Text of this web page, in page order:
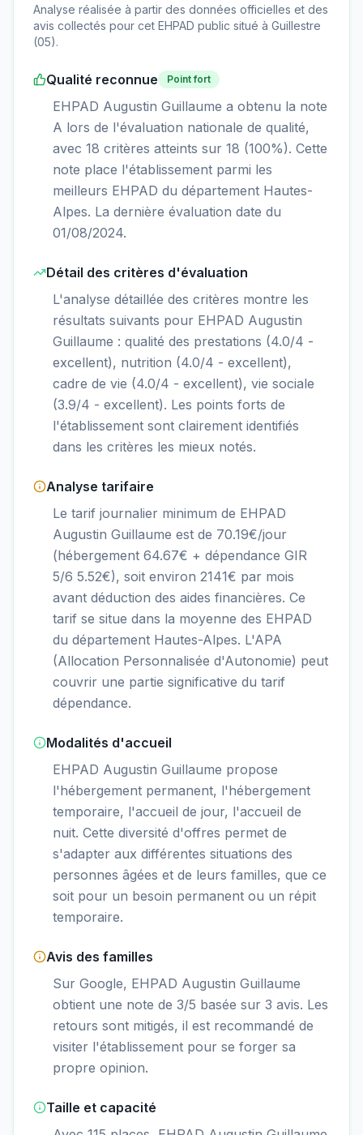
Analyse réalisée à partir des données officielles et des
avis collectés pour cet EHPAD public situé à Guillestre
(05).
Qualité reconnue Point fort
EHPAD Augustin Guillaume a obtenu la note
A lors de l'évaluation nationale de qualité,
avec 18 critères atteints sur 18 (100%). Cette
note place l'établissement parmi les
meilleurs EHPAD du département Hautes-
Alpes. La dernière évaluation date du
01/08/2024.
Détail des critères d'évaluation
L'analyse détaillée des critères montre les
résultats suivants pour EHPAD Augustin
Guillaume : qualité des prestations (4.0/4 -
excellent), nutrition (4.0/4 - excellent),
cadre de vie (4.0/4 - excellent), vie sociale
(3.9/4 - excellent). Les points forts de
l'établissement sont clairement identifiés
dans les critères les mieux notés.
Analyse tarifaire
Le tarif journalier minimum de EHPAD
Augustin Guillaume est de 70.19€/jour
(hébergement 64.67€ + dépendance GIR
5/6 5.52€), soit environ 2141€ par mois
avant déduction des aides financières. Ce
tarif se situe dans la moyenne des EHPAD
du département Hautes-Alpes. L'APA
(Allocation Personnalisée d'Autonomie) peut
couvrir une partie significative du tarif
dépendance.
Modalités d'accueil
EHPAD Augustin Guillaume propose
l'hébergement permanent, l'hébergement
temporaire, l'accueil de jour, l'accueil de
nuit. Cette diversité d'offres permet de
s'adapter aux différentes situations des
personnes âgées et de leurs familles, que ce
soit pour un besoin permanent ou un répit
temporaire.
Avis des familles
Sur Google, EHPAD Augustin Guillaume
obtient une note de 3/5 basée sur 3 avis. Les
retours sont mitigés, il est recommandé de
visiter l'établissement pour se forger sa
propre opinion.
Taille et capacité